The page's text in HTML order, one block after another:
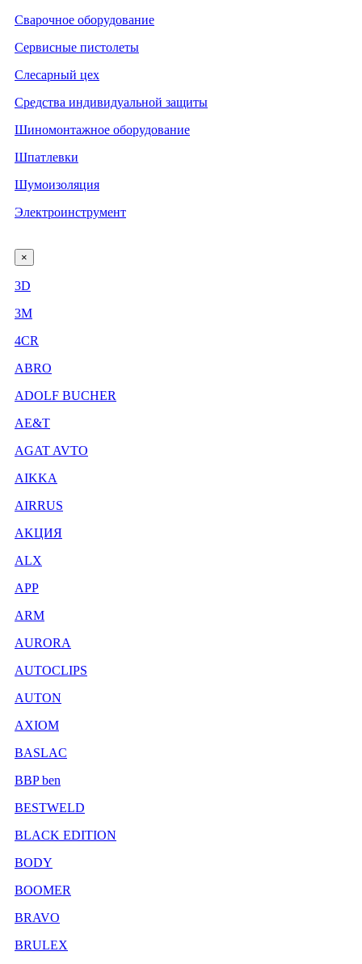
Сварочное оборудование
Сервисные пистолеты
Слесарный цех
Средства индивидуальной защиты
Шиномонтажное оборудование
Шпатлевки
Шумоизоляция
Электроинструмент
×
3D
3М
4CR
ABRO
ADOLF BUCHER
AE&T
AGAT AVTO
AIKKA
AIRRUS
AKЦИЯ
ALX
APP
ARM
AURORA
AUTOCLIPS
AUTON
AXIOM
BASLAC
BBP ben
BESTWELD
BLACK EDITION
BODY
BOOMER
BRAVO
BRULEX